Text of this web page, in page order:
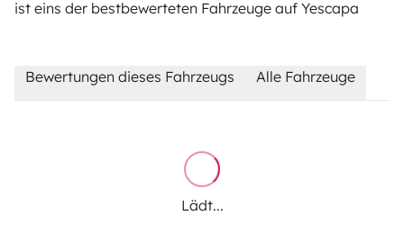
ist eins der bestbewerteten Fahrzeuge auf Yescapa
Bewertungen dieses Fahrzeugs Alle Fahrzeuge
Lädt...